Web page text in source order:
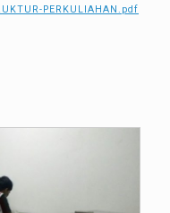
PERKULIAHAN.pdf